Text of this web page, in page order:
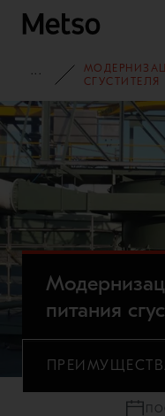
Перейти к
ПОРТФОЛИО
СГУСТИТЕЛЯ
питания